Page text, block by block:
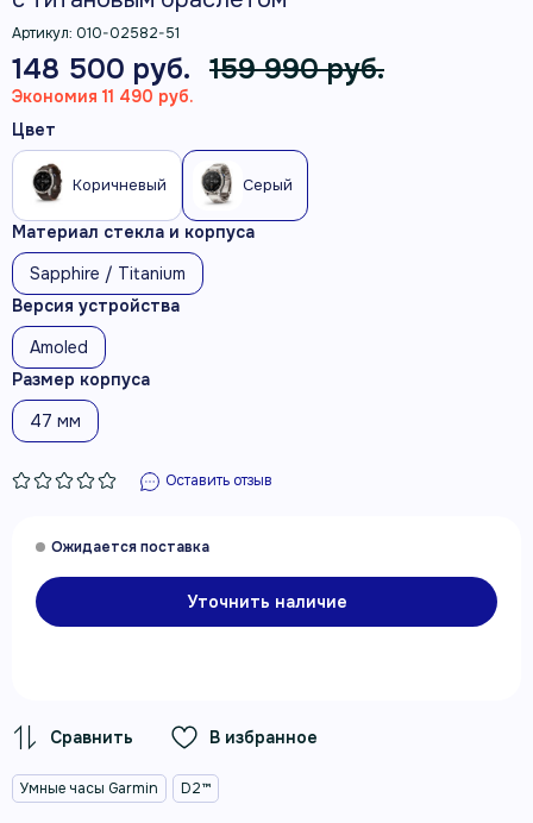
Артикул: 010-02582-51
148 500 руб. 159 990 руб.
Экономия 11 490 руб.
Цвет
Коричневый Серый
Материал стекла и корпуса
Sapphire / Titanium
Версия устройства
Amoled
Размер корпуса
47 мм
Оставить отзыв
Уточнить наличие
В избранное
Умные часы Garmin D2™